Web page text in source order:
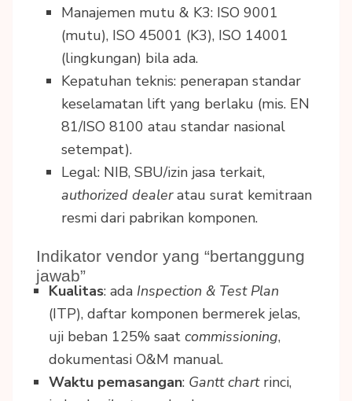
Manajemen mutu & K3: ISO 9001
(mutu), ISO 45001 (K3), ISO 14001
(lingkungan) bila ada.
Kepatuhan teknis: penerapan standar
keselamatan lift yang berlaku (mis. EN
81/ISO 8100 atau standar nasional
setempat).
Legal: NIB, SBU/izin jasa terkait,
authorized dealeratau surat kemitraan
resmi dari pabrikan komponen.
Indikator vendor yang “bertanggung
jawab”
Kualitas: ada Inspection & Test Plan
(ITP), daftar komponen bermerek jelas,
uji beban 125% saat commissioning,
dokumentasi O&M manual.
Waktu pemasangan: Gantt chartrinci,